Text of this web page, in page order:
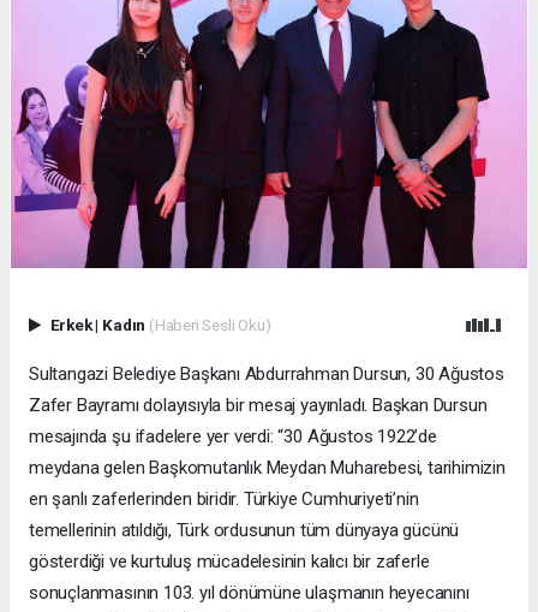
Erkek| Kadın (Haberi Sesli Oku)
Sultangazi Belediye Başkanı Abdurrahman Dursun, 30 Ağustos
Zafer Bayramı dolayısıyla bir mesaj yayınladı. Başkan Dursun
mesajında şu ifadelere yer verdi: “30 Ağustos 1922’de
meydana gelen Başkomutanlık Meydan Muharebesi, tarihimizin
en şanlı zaferlerinden biridir. Türkiye Cumhuriyeti’nin
temellerinin atıldığı, Türk ordusunun tüm dünyaya gücünü
gösterdiği ve kurtuluş mücadelesinin kalıcı bir zaferle
sonuçlanmasının 103. yıl dönümüne ulaşmanın heyecanını